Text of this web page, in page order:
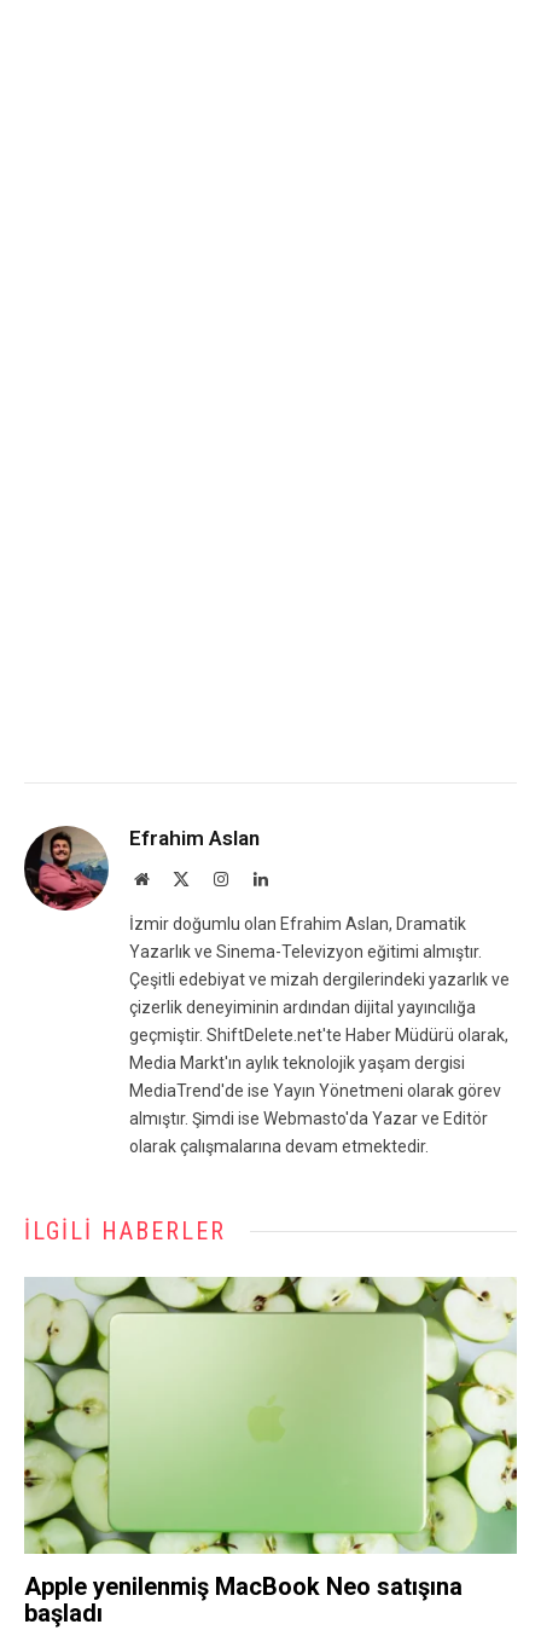
Efrahim Aslan
Website InstagramLinkedIn
İzmir doğumlu olan Efrahim Aslan, Dramatik
Yazarlık ve Sinema-Televizyon eğitimi almıştır.
Çeşitli edebiyat ve mizah dergilerindeki yazarlık ve
çizerlik deneyiminin ardından dijital yayıncılığa
geçmiştir. ShiftDelete.net'te Haber Müdürü olarak,
Media Markt'ın aylık teknolojik yaşam dergisi
MediaTrend'de ise Yayın Yönetmeni olarak görev
almıştır. Şimdi ise Webmasto'da Yazar ve Editör
olarak çalışmalarına devam etmektedir.
İLGILI HABERLER
Apple yenilenmiş MacBook Neo satışına
başladı